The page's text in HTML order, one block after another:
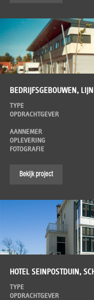
BEDRIJFSGEBOUWEN,
TYPE
OPDRACHTGEVER
AANNEMER
OPLEVERING
FOTOGRAFIE
Bekijk project
HOTEL SEINPOSTDUIN,
TYPE
OPDRACHTGEVER